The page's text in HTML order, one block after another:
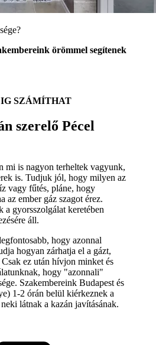
örömmel segítenek
SZÁMÍTHAT
szerelő Pécel
mi is nagyon terheltek vagyunk,
is. Tudjuk jól, hogy milyen az
vagy fűtés, pláne, hogy
az ember gáz szagot érez.
a gyorsszolgálat keretében
áll.
hogy azonnal
hogyan zárhatja el a gázt,
ez után hívjon minket és
hogy "azonnali"
Szakembereink Budapest és
1-2 órán belül kiérkeznek a
látnak a kazán javításának.